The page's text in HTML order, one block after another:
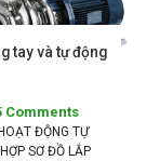
tay và tự động
Comments
ĐỘNG TỰ
SƠ ĐỒ LẮP